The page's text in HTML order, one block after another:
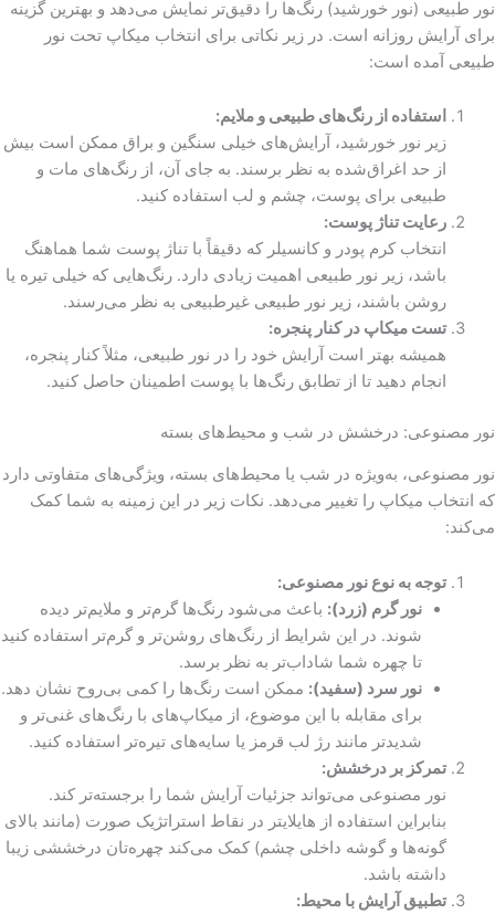
نور طبیعی (نور خورشید) رنگ‌ها را دقیق‌تر نمایش می‌دهد و بهترین گزینه
برای آرایش روزانه است. در زیر نکاتی برای انتخاب میکاپ تحت نور
طبیعی آمده است:
استفاده از رنگ‌های طبیعی و ملایم:
زیر نور خورشید، آرایش‌های خیلی سنگین و براق ممکن است بیش
از حد اغراق‌شده به نظر برسند. به جای آن، از رنگ‌های مات و
طبیعی برای پوست، چشم و لب استفاده کنید.
رعایت تناژ پوست:
انتخاب کرم پودر و کانسیلر که دقیقاً با تناژ پوست شما هماهنگ
باشد، زیر نور طبیعی اهمیت زیادی دارد. رنگ‌هایی که خیلی تیره یا
روشن باشند، زیر نور طبیعی غیرطبیعی به نظر می‌رسند.
تست میکاپ در کنار پنجره:
همیشه بهتر است آرایش خود را در نور طبیعی، مثلاً کنار پنجره،
انجام دهید تا از تطابق رنگ‌ها با پوست اطمینان حاصل کنید.
نور مصنوعی: درخشش در شب و محیط‌های بسته
نور مصنوعی، به‌ویژه در شب یا محیط‌های بسته، ویژگی‌های متفاوتی دارد
که انتخاب میکاپ را تغییر می‌دهد. نکات زیر در این زمینه به شما کمک
می‌کند:
توجه به نوع نور مصنوعی:
نور گرم (زرد): باعث می‌شود رنگ‌ها گرم‌تر و ملایم‌تر دیده
شوند. در این شرایط از رنگ‌های روشن‌تر و گرم‌تر استفاده کنید
تا چهره شما شاداب‌تر به نظر برسد.
نور سرد (سفید): ممکن است رنگ‌ها را کمی بی‌روح نشان دهد.
برای مقابله با این موضوع، از میکاپ‌های با رنگ‌های غنی‌تر و
شدیدتر مانند رژ لب قرمز یا سایه‌های تیره‌تر استفاده کنید.
تمرکز بر درخشش:
نور مصنوعی می‌تواند جزئیات آرایش شما را برجسته‌تر کند.
بنابراین استفاده از هایلایتر در نقاط استراتژیک صورت (مانند بالای
گونه‌ها و گوشه داخلی چشم) کمک می‌کند چهره‌تان درخششی زیبا
داشته باشد.
تطبیق آرایش با محیط: